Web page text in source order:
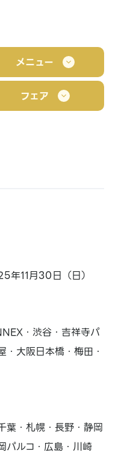
メニュー
フェア
11月30日（日）
・渋谷・吉祥寺パ
・大阪日本橋・梅田・
葉・札幌・長野・静岡
パルコ・広島・川崎